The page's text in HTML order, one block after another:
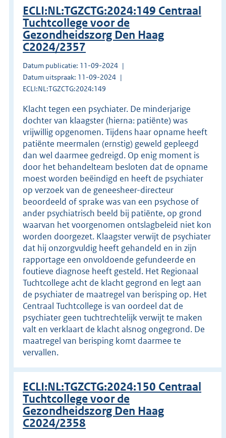
ECLI:NL:TGZCTG:2024:149 Centraal
Tuchtcollege voor de
Gezondheidszorg Den Haag
C2024/2357
Datum publicatie: 11-09-2024
Datum uitspraak: 11-09-2024
ECLI:NL:TGZCTG:2024:149
Klacht tegen een psychiater. De minderjarige
dochter van klaagster (hierna: patiënte) was
vrijwillig opgenomen. Tijdens haar opname heeft
patiënte meermalen (ernstig) geweld gepleegd
dan wel daarmee gedreigd. Op enig moment is
door het behandelteam besloten dat de opname
moest worden beëindigd en heeft de psychiater
op verzoek van de geneesheer-directeur
beoordeeld of sprake was van een psychose of
ander psychiatrisch beeld bij patiënte, op grond
waarvan het voorgenomen ontslagbeleid niet kon
worden doorgezet. Klaagster verwijt de psychiater
dat hij onzorgvuldig heeft gehandeld en in zijn
rapportage een onvoldoende gefundeerde en
foutieve diagnose heeft gesteld. Het Regionaal
Tuchtcollege acht de klacht gegrond en legt aan
de psychiater de maatregel van berisping op. Het
Centraal Tuchtcollege is van oordeel dat de
psychiater geen tuchtrechtelijk verwijt te maken
valt en verklaart de klacht alsnog ongegrond. De
maatregel van berisping komt daarmee te
vervallen.
ECLI:NL:TGZCTG:2024:150 Centraal
Tuchtcollege voor de
Gezondheidszorg Den Haag
C2024/2358